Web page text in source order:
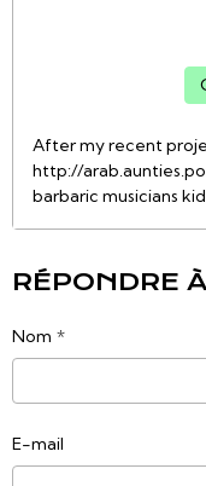
After my recent
http://
barbaric musicians
RÉPONDRE
Nom
E-mail